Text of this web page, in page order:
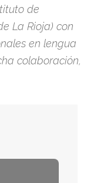
de
La Rioja) con
en lengua
colaboración,